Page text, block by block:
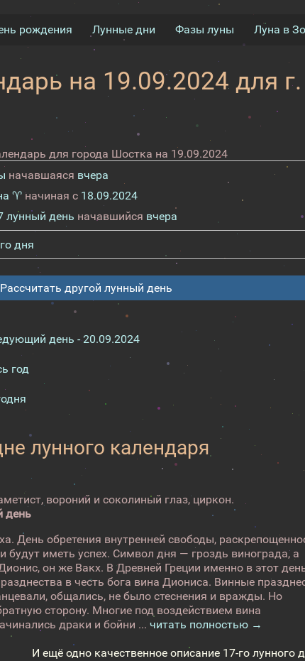
рождения Лунные дни Фазы луны Луна в
на 19.09.2024 для г.
для города Шостка на 19.09.2024
начавшаяся вчера
♈начиная с 18.09.2024
лунный день начавшийся вчера
дня
Рассчитать другой лунный день
день - 20.09.2024
год
лунного календаря
вороний и соколиный глаз, циркон.
день
День обретения внутренней свободы,
будут иметь успех. Символ дня — гроздь винограда, а
он же Вакх. В Древней Греции именно в этот
в честь бога вина Диониса. Винные
общались, не было стеснения и вражды. Но
сторону. Многие под воздействием вина
драки и бойни ...читать полностью →
И ещё одно качественное описание 17-го лунного